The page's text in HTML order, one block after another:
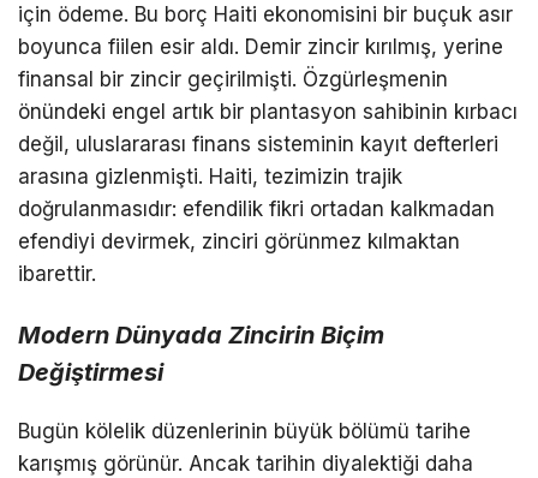
için ödeme. Bu borç Haiti ekonomisini bir buçuk asır
boyunca fiilen esir aldı. Demir zincir kırılmış, yerine
finansal bir zincir geçirilmişti. Özgürleşmenin
önündeki engel artık bir plantasyon sahibinin kırbacı
değil, uluslararası finans sisteminin kayıt defterleri
arasına gizlenmişti. Haiti, tezimizin trajik
doğrulanmasıdır: efendilik fikri ortadan kalkmadan
efendiyi devirmek, zinciri görünmez kılmaktan
ibarettir.
Modern Dünyada Zincirin Biçim
Değiştirmesi
Bugün kölelik düzenlerinin büyük bölümü tarihe
karışmış görünür. Ancak tarihin diyalektiği daha